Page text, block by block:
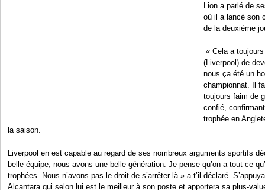
Lion a parlé de
où il a lancé son
de la deuxième
« Cela a
(Liverpool) de
nous ça été un
championnat. Il
toujours faim de
confié,
trophée en
la saison.
Liverpool en est capable au regard de ses nombreux arguments sportifs
belle équipe, nous avons une belle génération. Je pense qu’on a tout ce
trophées. Nous n’avons pas le droit de s’arrêter là » a t’il déclaré.
Alcantara qui selon lui est le meilleur à son poste et apportera sa plus-